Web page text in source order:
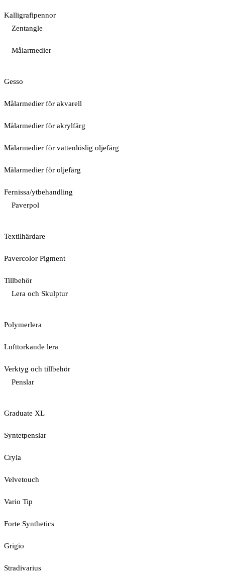
Kalligrafipennor
Zentangle
Målarmedier
Gesso
Målarmedier för akvarell
Målarmedier för akrylfärg
Målarmedier för vattenlöslig oljefärg
Målarmedier för oljefärg
Fernissa/ytbehandling
Paverpol
Textilhärdare
Pavercolor Pigment
Tillbehör
Lera och Skulptur
Polymerlera
Lufttorkande lera
Verktyg och tillbehör
Penslar
Graduate XL
Syntetpenslar
Cryla
Velvetouch
Vario Tip
Forte Synthetics
Grigio
Stradivarius